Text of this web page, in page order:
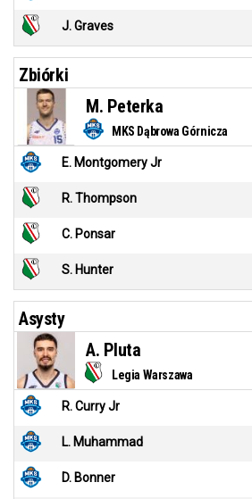
J. Graves
Zbiórki
MKS Dąbrowa Górnicza
M. Peterka
E. Montgomery Jr
R. Thompson
C. Ponsar
S. Hunter
Asysty
Legia Warszawa
A. Pluta
R. Curry Jr
L. Muhammad
D. Bonner